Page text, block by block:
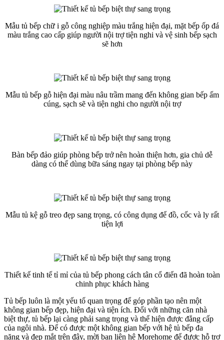
Mẫu tủ bếp chữ i gỗ công nghiệp màu trắng hiện đại, mặt bếp ốp đá
màu trắng cao cấp giúp người nội trợ tiện nghi và vệ sinh bếp sạch
sẽ hơn
Mẫu tủ bếp gỗ hiện đại màu nâu trầm mang đến không gian bếp ấm
cúng, sạch sẽ và tiện nghi cho người nội trợ
Bàn bếp đảo giúp phòng bếp trở nên hoàn thiện hơn, gia chủ dễ
dàng có thể dùng bữa sáng ngay tại phòng bếp này
Mẫu tủ kệ gỗ treo đẹp sang trọng, có công dụng để đồ, cốc và ly rất
tiện lợi
Thiết kế tinh tế tỉ mỉ của tủ bếp phong cách tân cổ điển đã hoàn toàn
chinh phục khách hàng
Tủ bếp luôn là một yếu tố quan trọng để góp phần tạo nên một
không gian bếp đẹp, hiện đại và tiện ích. Đối với những căn nhà
biệt thự, tủ bếp lại càng phải sang trọng và thể hiện được đẳng cấp
của ngôi nhà. Để có được một không gian bếp với hệ tủ bếp đa
năng và đẹp mắt trên đây, mời bạn liên hệ Morehome để được hỗ trợ